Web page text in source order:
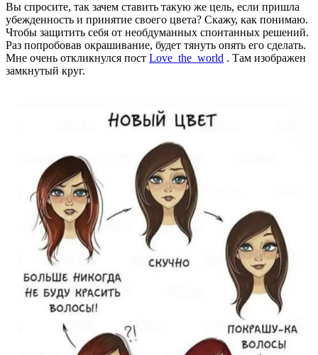
Вы спросите, так зачем ставить такую же цель, если пришла
убежденность и принятие своего цвета? Скажу, как понимаю.
Чтобы защитить себя от необдуманных спонтанных решений.
Раз попробовав окрашивание, будет тянуть опять его сделать.
Мне очень откликнулся пост Love_the_world . Там изображен
замкнутый круг.